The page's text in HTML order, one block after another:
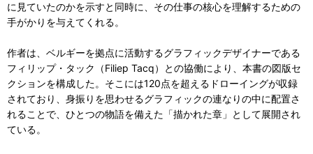
に見ていたのかを示すと同時に、その仕事の核心を理解するための
手がかりを与えてくれる。
作者は、ベルギーを拠点に活動するグラフィックデザイナーである
フィリップ・タック（Filiep Tacq）との協働により、本書の図版セ
クションを構成した。そこには120点を超えるドローイングが収録
されており、身振りを思わせるグラフィックの連なりの中に配置さ
れることで、ひとつの物語を備えた「描かれた章」として展開され
ている。